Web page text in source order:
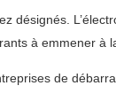
désignés.
à emmener à
de